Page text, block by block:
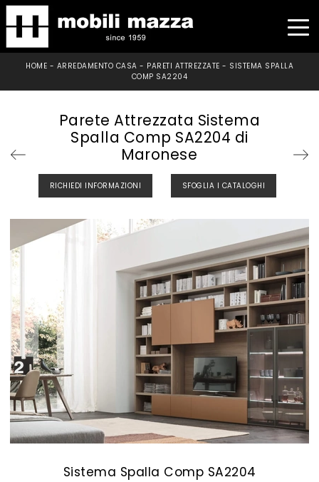
HOME - ARREDAMENTO CASA - PARETI ATTREZZATE - SISTEMA SPALLA
COMP SA2204
Parete Attrezzata Sistema
Spalla Comp SA2204 di
Maronese
RICHIEDI INFORMAZIONI SFOGLIA I CATALOGHI
Sistema Spalla Comp SA2204